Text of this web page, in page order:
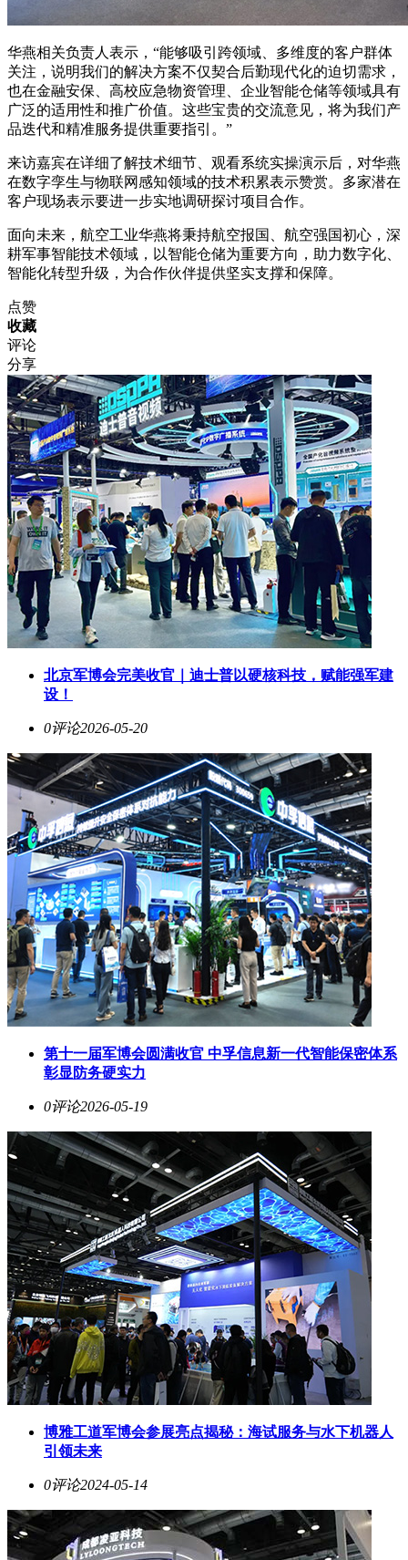
华燕相关负责人表示，“能够吸引跨领域、多维度的客户群体
关注，说明我们的解决方案不仅契合后勤现代化的迫切需求，
也在金融安保、高校应急物资管理、企业智能仓储等领域具有
广泛的适用性和推广价值。这些宝贵的交流意见，将为我们产
品迭代和精准服务提供重要指引。”
来访嘉宾在详细了解技术细节、观看系统实操演示后，对华燕
在数字孪生与物联网感知领域的技术积累表示赞赏。多家潜在
客户现场表示要进一步实地调研探讨项目合作。
面向未来，航空工业华燕将秉持航空报国、航空强国初心，深
耕军事智能技术领域，以智能仓储为重要方向，助力数字化、
智能化转型升级，为合作伙伴提供坚实支撑和保障。
点赞
收藏
评论
分享
北京军博会完美收官｜迪士普以硬核科技，赋能强军建
设！
0评论2026-05-20
第十一届军博会圆满收官 中孚信息新一代智能保密体系
彰显防务硬实力
0评论2026-05-19
博雅工道军博会参展亮点揭秘：海试服务与水下机器人
引领未来
0评论2024-05-14